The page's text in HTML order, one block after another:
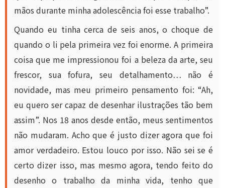
mãos durante minha adolescência foi esse trabalho”.
Quando eu tinha cerca de seis anos, o choque de
quando o li pela primeira vez foi enorme. A primeira
coisa que me impressionou foi a beleza da arte, seu
frescor, sua fofura, seu detalhamento… não é
novidade, mas meu primeiro pensamento foi: “Ah,
eu quero ser capaz de desenhar ilustrações tão bem
assim”. Nos 18 anos desde então, meus sentimentos
não mudaram. Acho que é justo dizer agora que foi
amor verdadeiro. Estou louco por isso. Não sei se é
certo dizer isso, mas mesmo agora, tendo feito do
desenho o trabalho da minha vida, tenho que